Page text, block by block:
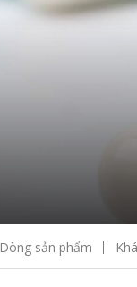
Dòng sản phẩm